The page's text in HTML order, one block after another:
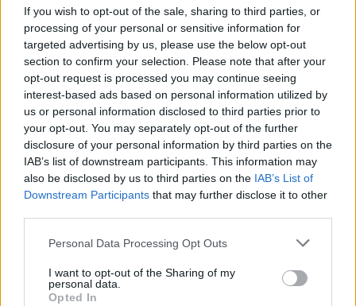
If you wish to opt-out of the sale, sharing to third parties, or
processing of your personal or sensitive information for
targeted advertising by us, please use the below opt-out
section to confirm your selection. Please note that after your
opt-out request is processed you may continue seeing
interest-based ads based on personal information utilized by
us or personal information disclosed to third parties prior to
your opt-out. You may separately opt-out of the further
disclosure of your personal information by third parties on the
IAB’s list of downstream participants. This information may
also be disclosed by us to third parties on the IAB’s List of
Downstream Participants that may further disclose it to other
Personal Data Processing Opt Outs
I want to opt-out of the Sharing of my
personal data.
Opted In
naudingųjų iškasenų tekstą (1)
JAV dalyvavimas nepaliks vietos korupcijai